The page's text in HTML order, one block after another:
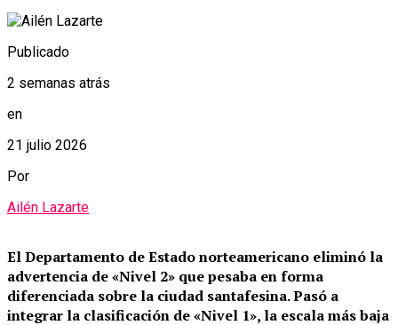
Publicado
2 semanas atrás
en
21 julio 2026
Por
Ailén Lazarte
El Departamento de Estado norteamericano eliminó la
advertencia de «Nivel 2» que pesaba en forma
diferenciada sobre la ciudad santafesina.Pasó a
integrar la clasificación de «Nivel 1», la escala más baja